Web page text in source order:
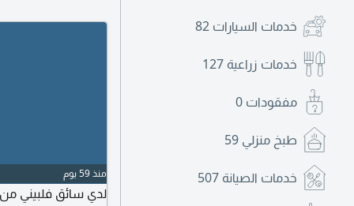
خدمات السيارات 82
خدمات زراعية 127
مفقودات 0
طبخ منزلي 59
خدمات الصيانة 507 منذ 59 يوم
لدي سائق فلبيني من